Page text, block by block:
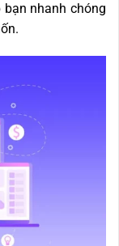
nhanh chóng